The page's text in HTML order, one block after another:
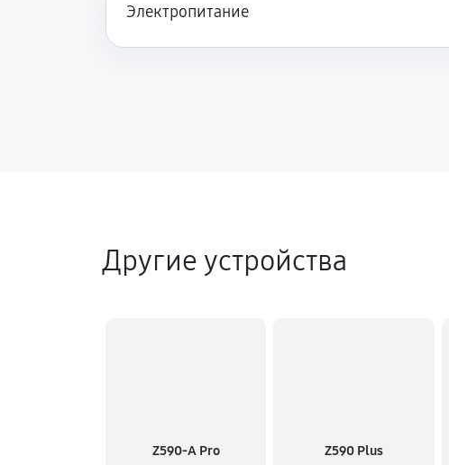
Электропитание
Другие устройства
Z590-A Pro Z590 Plus